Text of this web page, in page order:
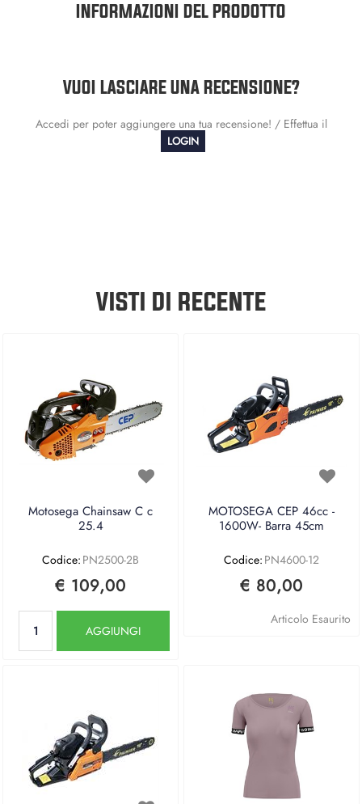
INFORMAZIONI DEL PRODOTTO
VUOI LASCIARE UNA RECENSIONE?
Accedi per poter aggiungere una tua recensione! / Effettua il
LOGIN
VISTI DI RECENTE
Motosega Chainsaw C c
25.4
Codice: PN2500-2B
€ 109,00
AGGIUNGI
MOTOSEGA CEP 46cc -
1600W- Barra 45cm
Codice: PN4600-12
€ 80,00
Articolo Esaurito